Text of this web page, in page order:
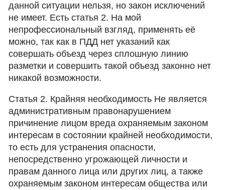
данной ситуации нельзя, но закон исключений
не имеет. Есть статья 2. На мой
непрофессиональный взгляд, применять её
можно, так как в ПДД нет указаний как
совершать объезд через сплошную линию
разметки и совершить такой объезд законно нет
никакой возможности.
Статья 2. Крайняя необходимость Не является
административным правонарушением
причинение лицом вреда охраняемым законом
интересам в состоянии крайней необходимости,
то есть для устранения опасности,
непосредственно угрожающей личности и
правам данного лица или других лиц, а также
охраняемым законом интересам общества или